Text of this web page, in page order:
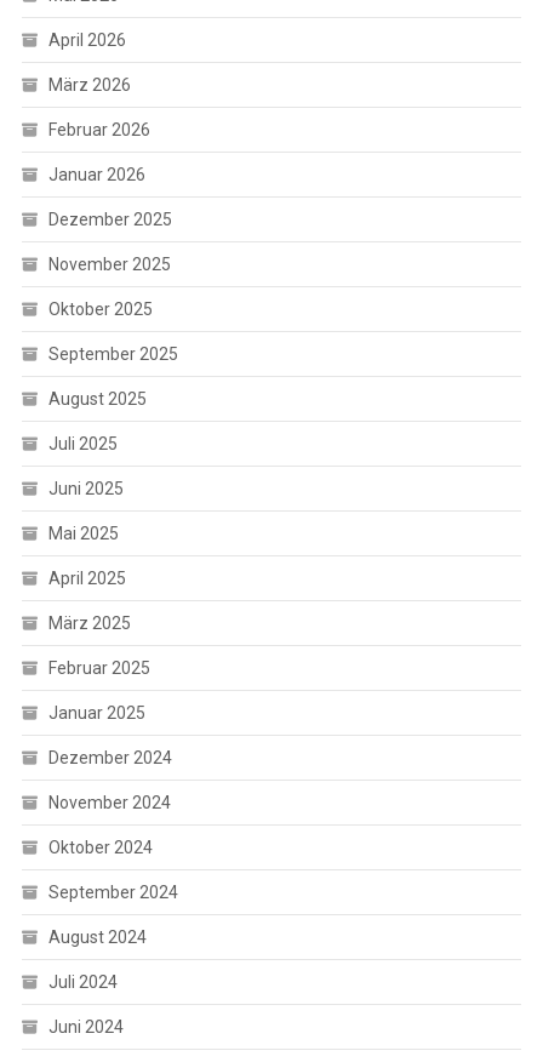
April 2026
März 2026
Februar 2026
Januar 2026
Dezember 2025
November 2025
Oktober 2025
September 2025
August 2025
Juli 2025
Juni 2025
Mai 2025
April 2025
März 2025
Februar 2025
Januar 2025
Dezember 2024
November 2024
Oktober 2024
September 2024
August 2024
Juli 2024
Juni 2024